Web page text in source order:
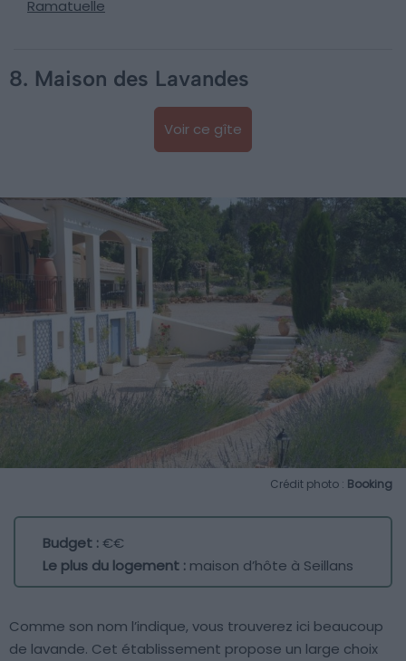
Ramatuelle
8. Maison des Lavandes
Voir ce gîte
Crédit photo : Booking
Budget :€€
Le plus du logement : maison d’hôte à Seillans
Comme son nom l’indique, vous trouverez ici beaucoup
de lavande. Cet établissement propose un large choix